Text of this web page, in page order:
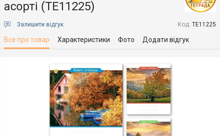
асорті (ТЕ11225)
Залишити відгук Код: ТЕ11225
Все про товар Характеристики Фото Додати відгук